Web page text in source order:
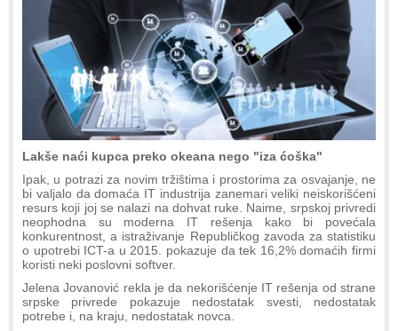
Lakše naći kupca preko okeana nego "iza ćoška"
Ipak, u potrazi za novim tržištima i prostorima za osvajanje, ne
bi valjalo da domaća IT industrija zanemari veliki neiskorišćeni
resurs koji joj se nalazi na dohvat ruke. Naime, srpskoj privredi
neophodna su moderna IT rešenja kako bi povećala
konkurentnost, a istraživanje Republičkog zavoda za statistiku
o upotrebi ICT-a u 2015. pokazuje da tek 16,2% domaćih firmi
koristi neki poslovni softver.
Jelena Jovanović rekla je da nekorišćenje IT rešenja od strane
srpske privrede pokazuje nedostatak svesti, nedostatak
potrebe i, na kraju, nedostatak novca.